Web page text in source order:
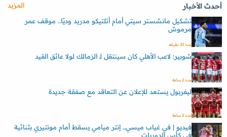
أحدث الأخبار
المزيد
تشكيل مانشستر سيتي أمام أتلتيكو مدريد وديًا.. موقف عمر
مرموش
منذ 23 دقيقه
شوبير: لاعب الأهلي كان سينتقل لـ الزمالك لولا عائق القيد
منذ 2 ساعة
ليفربول يستعد للإعلان عن التعاقد مع صفقة جديدة
منذ 2 ساعة
فيديو | في غياب ميسي.. إنتر ميامي يسقط أمام مونتيري بثنائية
في كأس الدوريات